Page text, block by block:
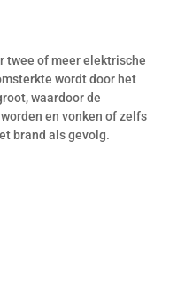
twee of meer elektrische
wordt door het
waardoor de
en vonken of zelfs
brand als gevolg.